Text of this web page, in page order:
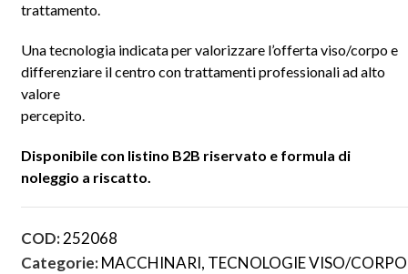
trattamento.
Una tecnologia indicata per valorizzare l’offerta viso/corpo e
differenziare il centro con trattamenti professionali ad alto
valore
percepito.
Disponibile con listino B2B riservato e formula di
noleggio a riscatto.
COD:252068
Categorie:MACCHINARI, TECNOLOGIE VISO/CORPO